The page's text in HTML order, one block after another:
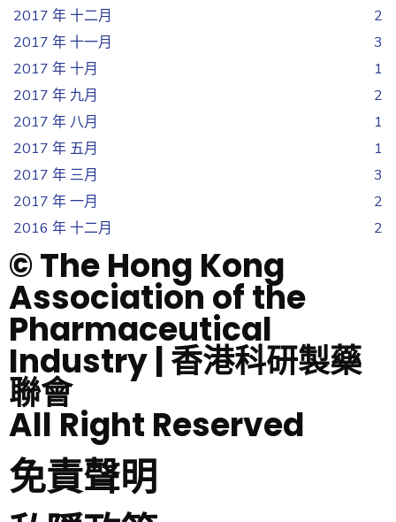
2017 年 十二月
2
2017 年 十一月
3
2017 年 十月
1
2017 年 九月
2
2017 年 八月
1
2017 年 五月
1
2017 年 三月
3
2017 年 一月
2
2016 年 十二月
2
© The Hong Kong
Association of the
Pharmaceutical
Industry | 香港科研製藥
聯會
All Right Reserved
免責聲明